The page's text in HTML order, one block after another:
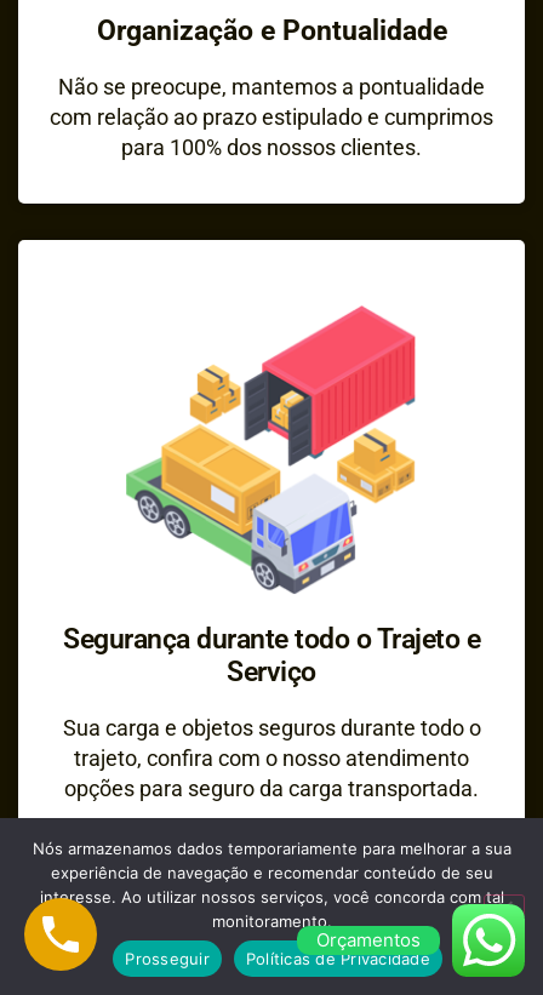
Organização e Pontualidade
Não se preocupe, mantemos a pontualidade
com relação ao prazo estipulado e cumprimos
para 100% dos nossos clientes.
Segurança durante todo o Trajeto e
Serviço
Sua carga e objetos seguros durante todo o
trajeto, confira com o nosso atendimento
opções para seguro da carga transportada.
Orçamentos
Nós armazenamos dados temporariamente para melhorar a sua
experiência de navegação e recomendar conteúdo de seu
interesse. Ao utilizar nossos serviços, você concorda com tal
monitoramento.
Prosseguir
Políticas de Privacidade